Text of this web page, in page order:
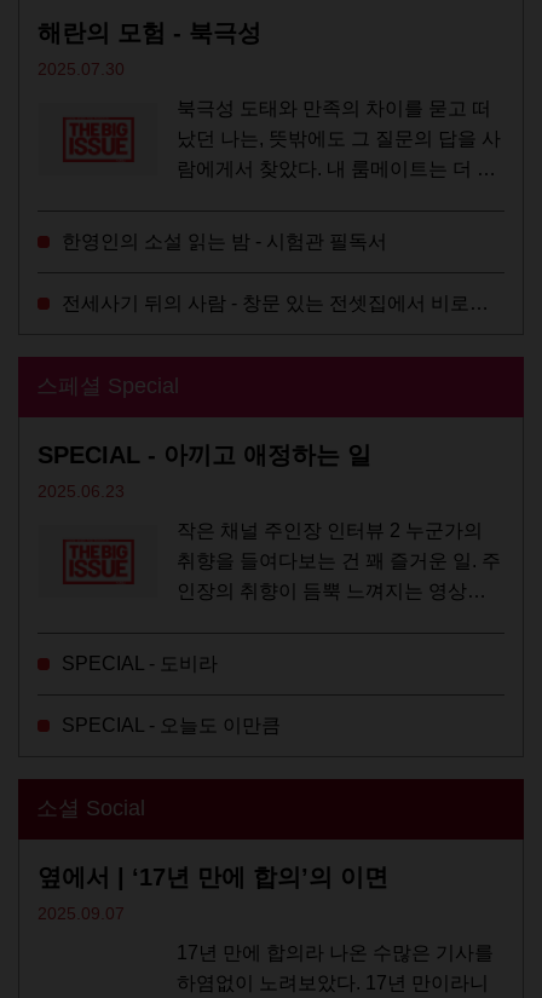
해란의 모험 - 북극성
2025.07.30
북극성 도태와 만족의 차이를 묻고 떠
났던 나는, 뜻밖에도 그 질문의 답을 사
람에게서 찾았다. 내 룸메이트는 더 이
한영인의 소설 읽는 밤 - 시험관 필독서
전세사기 뒤의 사람 - 창문 있는 전셋집에서 비로소 겨울 이불을 샀다
스페셜 Special
SPECIAL - 아끼고 애정하는 일
2025.06.23
작은 채널 주인장 인터뷰 2 누군가의
취향을 들여다보는 건 꽤 즐거운 일. 주
인장의 취향이 듬뿍 느껴지는 영상을
이 내 일상에 스며드는 경험을 하기도
SPECIAL - 도비라
SPECIAL - 오늘도 이만큼
소셜 Social
옆에서 | ‘17년 만에 합의’의 이면
2025.09.07
17년 만에 합의라 나온 수많은 기사를
하염없이 노려보았다. 17년 만이라니